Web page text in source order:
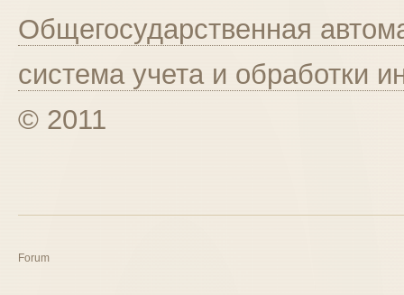
Общегосударственная
система учета и обработки
© 2011
Forum